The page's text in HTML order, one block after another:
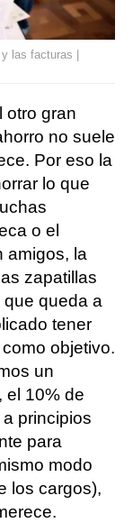
las facturas |
otro gran
no suele
Por eso la
lo que
o el
amigos, la
zapatillas
queda a
tener
objetivo.
un
el 10% de
principios
para
modo
los cargos),